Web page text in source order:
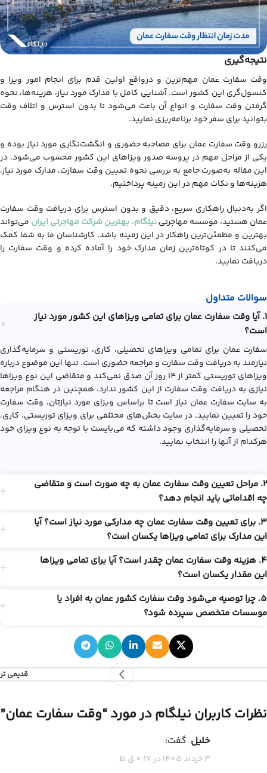
نتیجه‌گیری
وقت سفارت عمان مهم‌ترین و درواقع اولین قدم برای انجام امور ویزا و
کنسول‌گری این کشور است. آشنایی کامل با مدارک مورد نیاز، هزینه‌ها، نحوه
گرفتن وقت سفارت و انواع آن باعث می‌شود تا بدون استرس و اتلاف وقت
بتوانید برای سفر خود برنامه‌ریزی نمایید.
رزرو وقت سفارت عمان برای مصاحبه حضوری و انگشت‌نگاری مورد نیاز بوده و
یکی از مراحل مهم در پروسه صدور ویزاهای این کشور محسوب می‌شود. در
این مقاله به‌صورت جامع به بررسی نحوه تعیین وقت سفارت، مدارک مورد نیاز،
هزینه‌ها و نکات مهم در این زمینه پرداختیم.
اگر به‌دنبال راهکاری سریع، دقیق و بدون استرس برای دریافت وقت سفارت
عمان هستید، موسسه مهاجرتینیلگام، بهترین شرکت مهاجرتی ایران می‌تواند
بهترین و مطمئن‌ترین راهکار در این زمینه باشد. کارشناسان ما به شما کمک
می‌کنند تا در کوتاه‌ترین زمان مدارک خود را آماده کرده و وقت سفارت را
دریافت نمایید.
سوالات متداول
1. آیا وقت سفارت عمان برای تمامی ویزاهای این کشور مورد نیاز
است؟
سفارت عمان برای تمامی ویزاهای تحصیلی، کاری، توریستی و سرمایه‌گذاری
نیازمند به دریافت وقت سفارت و مراجعه حضوری است. تنها این موضوع درباره
ویزاهای توریستی کمتر از 14 روز آن صدق نمی‌کند و متقاضی این نوع ویزاها
نیازی به دریافت وقت سفارت از این کشور ندارد. همچنین در هنگام مراجعه
به سایت سفارت عمان نیاز است تا براساس ویزای مورد نیازتان، وقت سفارت
خود را تعیین نمایید. در سایت بخش‌های مختلفی برای ویزای توریستی، کاری،
تحصیلی و سرمایه‌گذاری وجود داشته که می‌بایست با توجه به نوع ویزای خود
هرکدام از آنها را انتخاب نمایید.
2. مراحل تعیین وقت سفارت عمان به چه صورت است و متقاضی
چه اقداماتی باید انجام دهد؟
3. برای تعیین وقت سفارت عمان چه مدارکی مورد نیاز است؟ آیا
این مدارک برای تمامی ویزاها یکسان است؟
4. هزینه وقت سفارت عمان چقدر است؟ آیا برای تمامی ویزاها
این مقدار یکسان است؟
5. چرا توصیه می‌شود وقت سفارت کشور عمان به افراد یا
موسسات متخصص سپرده شود؟
قدیمی تر
نظرات کاربران نیلگام در مورد “وقت سفارت عمان”
خلیل گفت:
3 خرداد 1405 در 0:17 ق.ظ